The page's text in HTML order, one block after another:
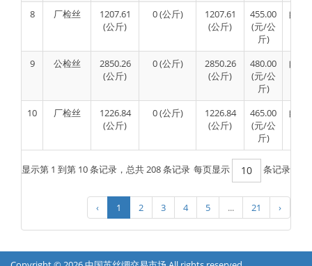
8 厂检丝
1207.61
(公斤)
0 (公斤)
1207.61
(公斤)
455.00
(元/公
斤)
自主
9 公检丝
2850.26
(公斤)
0 (公斤)
2850.26
(公斤)
480.00
(元/公
斤)
自主
10 厂检丝
1226.84
(公斤)
0 (公斤)
1226.84
(公斤)
465.00
(元/公
斤)
自主
显示第 1 到第 10 条记录，总共 208 条记录 每页显示 10 条记录
‹ 1 2 3 4 5 ... 21 ›